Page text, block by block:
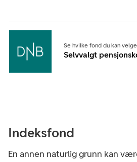
Se hvilke fond du kan
Selvvalgt
Indeksfond
En annen naturlig grunn kan